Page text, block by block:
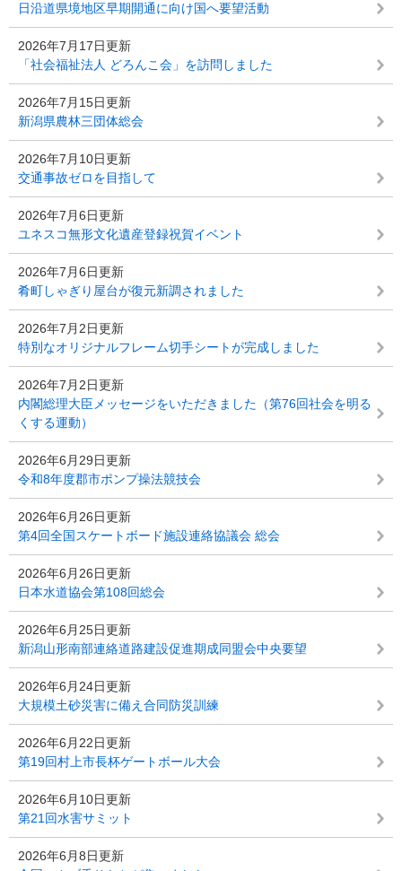
日沿道県境地区早期開通に向け国へ要望活動
2026年7月17日更新
「社会福祉法人 どろんこ会」を訪問しました
2026年7月15日更新
新潟県農林三団体総会
2026年7月10日更新
交通事故ゼロを目指して
2026年7月6日更新
ユネスコ無形文化遺産登録祝賀イベント
2026年7月6日更新
肴町しゃぎり屋台が復元新調されました
2026年7月2日更新
特別なオリジナルフレーム切手シートが完成しました
2026年7月2日更新
内閣総理大臣メッセージをいただきました（第76回社会を明る
くする運動）
2026年6月29日更新
令和8年度郡市ポンプ操法競技会
2026年6月26日更新
第4回全国スケートボード施設連絡協議会 総会
2026年6月26日更新
日本水道協会第108回総会
2026年6月25日更新
新潟山形南部連絡道路建設促進期成同盟会中央要望
2026年6月24日更新
大規模土砂災害に備え合同防災訓練
2026年6月22日更新
第19回村上市長杯ゲートボール大会
2026年6月10日更新
第21回水害サミット
2026年6月8日更新